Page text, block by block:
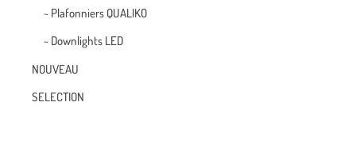
~ Plafonniers QUALIKO
~ Downlights LED
NOUVEAU
SELECTION